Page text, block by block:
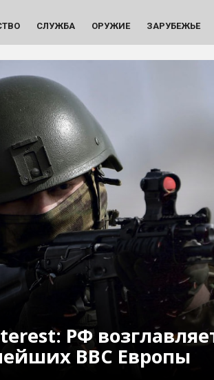
СЛУЖБА ОРУЖИЕ ЗАРУБЕЖЬЕ
РФ
ВВС Европы